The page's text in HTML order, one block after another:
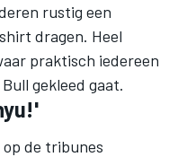
rustig een
dragen. Heel
praktisch iedereen
gekleed gaat.
de tribunes